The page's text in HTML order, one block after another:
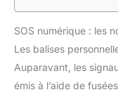
SOS numérique : les
Les balises
Auparavant, les
émis à l’aide de